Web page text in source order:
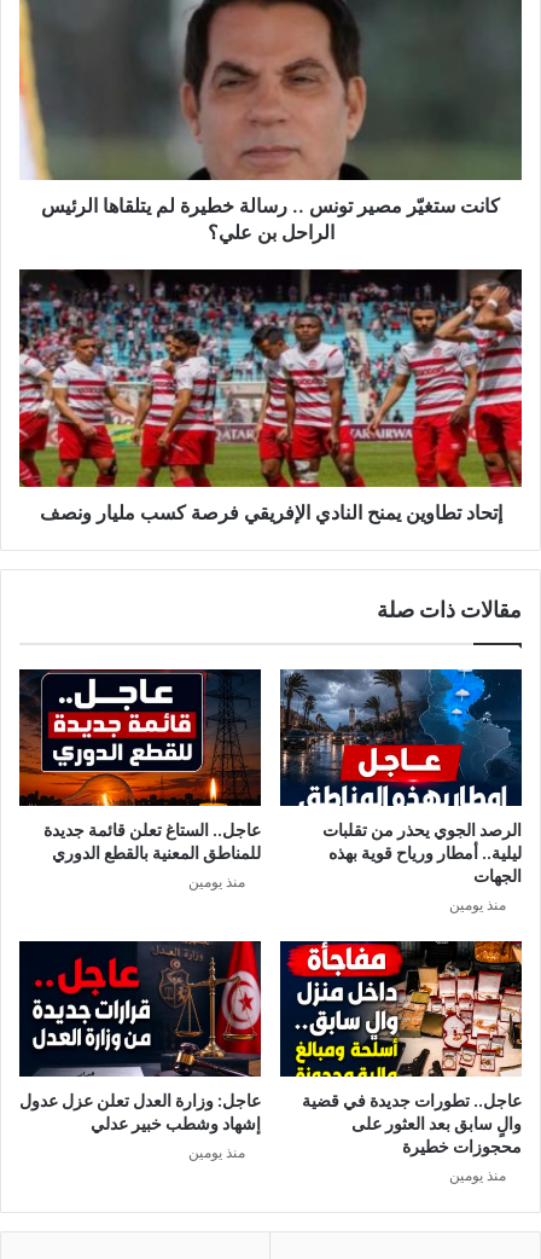
يتلقاها
الرئيس
علي؟
كانت ستغيّر مصير تونس .. رسالة خطيرة لم يتلقاها الرئيس
الراحل بن علي؟
إتحاد
تطاوين
يمنح
النادي
الإفريقي
فرصة
كسب
مليار
ونصف
إتحاد تطاوين يمنح النادي الإفريقي فرصة كسب مليار ونصف
مقالات ذات صلة
الرصد الجوي يحذر من تقلبات
ليلية.. أمطار ورياح قوية بهذه
الجهات
منذ يومين
عاجل.. الستاغ تعلن قائمة جديدة
للمناطق المعنية بالقطع الدوري
منذ يومين
عاجل.. تطورات جديدة في قضية
والٍ سابق بعد العثور على
محجوزات خطيرة
منذ يومين
عاجل: وزارة العدل تعلن عزل عدول
إشهاد وشطب خبير عدلي
منذ يومين